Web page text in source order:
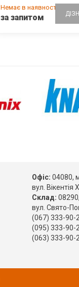
Немає в наявності
за запитом
Офіс: 04080,
вул. Вікентія
Склад:
вул. Свято-
(067) 333-90-
(095) 333-90-
(063) 333-90-